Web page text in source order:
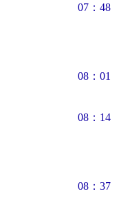
07：48
駅で
住宅
この
08：01
人一
08：
茶臼
登っ
下り
08：37
辺り
次の